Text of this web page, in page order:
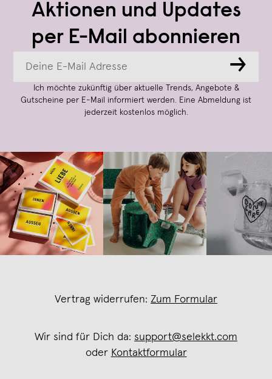
Aktionen und Updates
per E-Mail abonnieren
→
Ich möchte zukünftig über aktuelle Trends, Angebote &
Gutscheine per E-Mail informiert werden. Eine Abmeldung ist
jederzeit kostenlos möglich.
Vertrag widerrufen: Zum Formular
Wir sind für Dich da: support@selekkt.com
oder Kontaktformular